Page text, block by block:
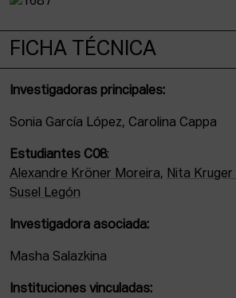
FICHA TÉCNICA
Investigadoras principales:
Sonia García López, Carolina Cappa
Estudiantes C08:
Alexandre Kröner Moreira, Nita Kruger
Susel Legón
Investigadora asociada:
Masha Salazkina
Instituciones vinculadas: